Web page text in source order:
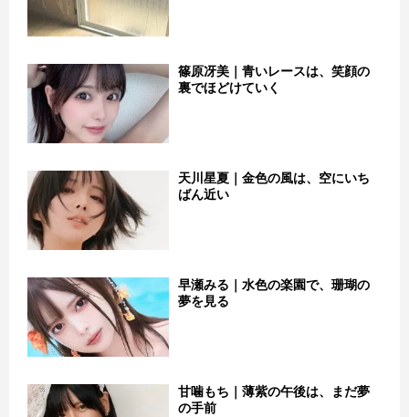
篠原冴美｜青いレースは、笑顔の
裏でほどけていく
天川星夏｜金色の風は、空にいち
ばん近い
早瀬みる｜水色の楽園で、珊瑚の
夢を見る
甘噛もち｜薄紫の午後は、まだ夢
の手前